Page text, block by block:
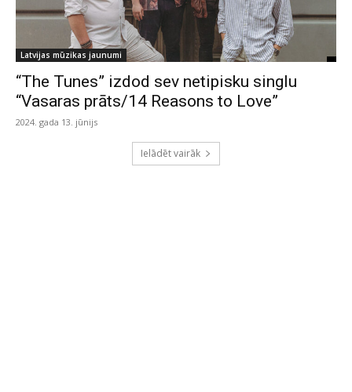
Latvijas mūzikas jaunumi
“The Tunes” izdod sev netipisku singlu
“Vasaras prāts/14 Reasons to Love”
2024. gada 13. jūnijs
Ielādēt vairāk